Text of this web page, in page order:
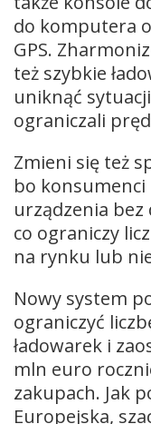
do komputera
GPS.
też szybkie
uniknąć
ograniczali
Zmieni się też
bo
urządzenia bez
co ograniczy
na rynku lub
Nowy system
ograniczyć
ładowarek i
mln euro
zakupach. Jak
Europejska,